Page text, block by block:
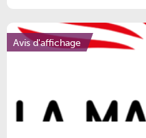
Avis d'affichage